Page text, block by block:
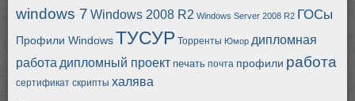
windows 7 Windows 2008 R2 Windows Server 2008 R2 ГОСы
Профили WindowsТУСУР Торренты Юмор дипломная
работа дипломный проект печать почта профили работа
сертификат скрипты халява